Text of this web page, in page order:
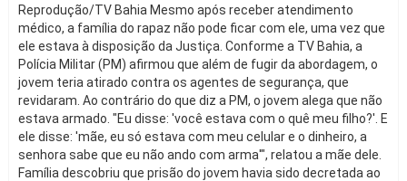
Reprodução/TV Bahia Mesmo após receber atendimento
médico, a família do rapaz não pode ficar com ele, uma vez que
ele estava à disposição da Justiça. Conforme a TV Bahia, a
Polícia Militar (PM) afirmou que além de fugir da abordagem, o
jovem teria atirado contra os agentes de segurança, que
revidaram. Ao contrário do que diz a PM, o jovem alega que não
estava armado. "Eu disse: 'você estava com o quê meu filho?'. E
ele disse: 'mãe, eu só estava com meu celular e o dinheiro, a
senhora sabe que eu não ando com arma'", relatou a mãe dele.
Família descobriu que prisão do jovem havia sido decretada ao